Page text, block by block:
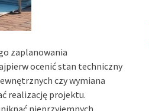
zaplanowania
ocenić stan techniczny
czy wymiana
realizację projektu.